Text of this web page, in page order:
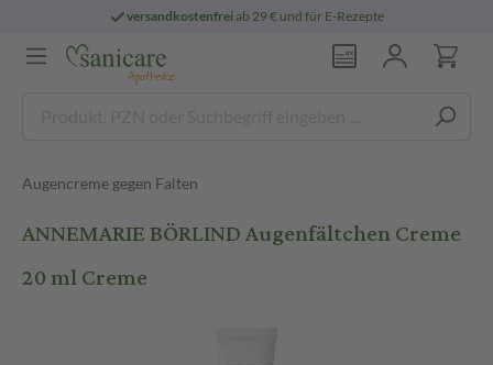
versandkostenfreiab 29 € und für E-Rezepte
Augencreme gegen Falten
ANNEMARIE BÖRLIND Augenfältchen Creme
20 ml Creme